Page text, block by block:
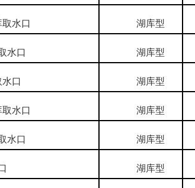
水口 湖库型
水口 湖库型
口 湖库型
水口 湖库型
水口 湖库型
湖库型